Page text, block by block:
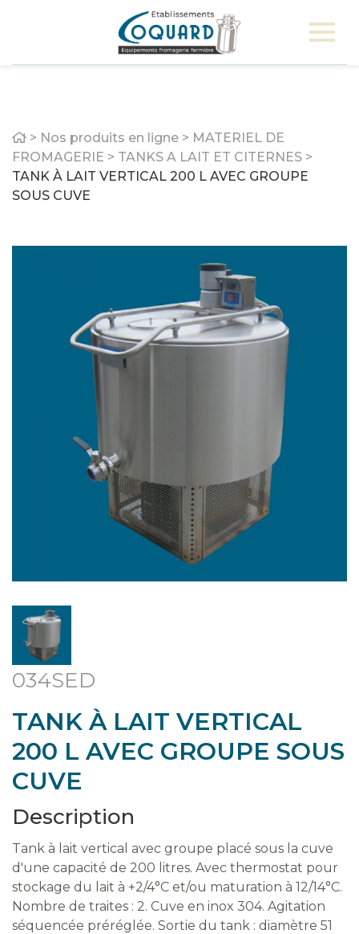
Home
> Nos produits en ligne > MATERIEL DE
FROMAGERIE > TANKS A LAIT ET CITERNES >
TANK À LAIT VERTICAL 200 L AVEC GROUPE
SOUS CUVE
034SED
TANK À LAIT VERTICAL
200 L AVEC GROUPE SOUS
CUVE
Description
Tank à lait vertical avec groupe placé sous la cuve
d'une capacité de 200 litres. Avec thermostat pour
stockage du lait à +2/4°C et/ou maturation à 12/14°C.
Nombre de traites : 2. Cuve en inox 304. Agitation
séquencée préréglée. Sortie du tank : diamètre 51